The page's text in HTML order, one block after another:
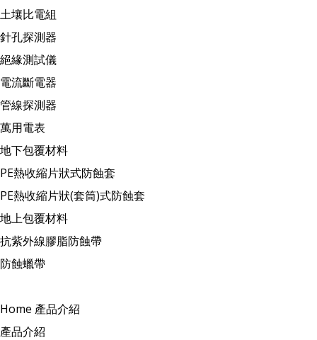
土壤比電組
針孔探測器
絕緣測試儀
電流斷電器
管線探測器
萬用電表
地下包覆材料
PE熱收縮片狀式防蝕套
PE熱收縮片狀(套筒)式防蝕套
地上包覆材料
抗紫外線膠脂防蝕帶
防蝕蠟帶
Home 產品介紹
產品介紹